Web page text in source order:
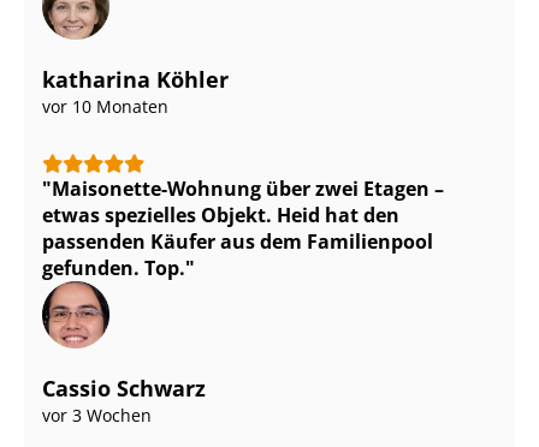
katharina Köhler
vor 10 Monaten
Maisonette-Wohnung über zwei Etagen –
etwas spezielles Objekt. Heid hat den
passenden Käufer aus dem Familienpool
gefunden. Top.
Cassio Schwarz
vor 3 Wochen